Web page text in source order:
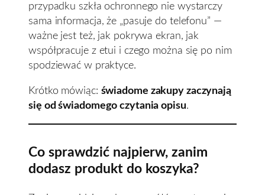
przypadku szkła ochronnego nie wystarczy
sama informacja, że „pasuje do telefonu” —
ważne jest też, jak pokrywa ekran, jak
współpracuje z etui i czego można się po nim
spodziewać w praktyce.
Krótko mówiąc: świadome zakupy zaczynają
się od świadomego czytania opisu.
Co sprawdzić najpierw, zanim
dodasz produkt do koszyka?